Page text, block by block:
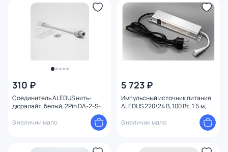
310 ₽
Соединитель ALEDUS нить-
дюралайт, белый, 2Pin DA-2-S-
В наличии мало
5 723 ₽
Импульсный источник питания
ALEDUS 220/24 В, 100 Вт, 1.5 м,
белый, с вилкой PC-24V-W-1.5M
В наличии мало